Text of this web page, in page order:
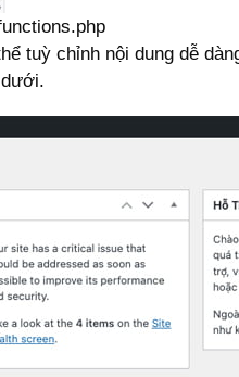
tuỳ chỉnh nội dung dễ